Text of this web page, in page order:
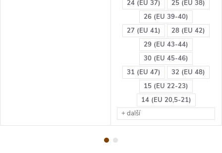
24 (EU 37)
25 (EU 38)
26 (EU 39-40)
27 (EU 41)
28 (EU 42)
29 (EU 43-44)
30 (EU 45-46)
31 (EU 47)
32 (EU 48)
15 (EU 22-23)
14 (EU 20,5-21)
+ další